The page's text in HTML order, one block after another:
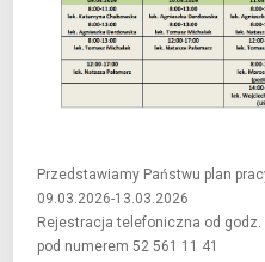
Przedstawiamy Państwu plan
09.03.2026-13.03.2026
Rejestracja telefoniczna od godz.
pod numerem 52 561 11 41